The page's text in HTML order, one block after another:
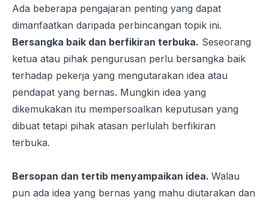
Ada beberapa pengajaran penting yang dapat
dimanfaatkan daripada perbincangan topik ini.
Bersangka baik dan berfikiran terbuka. Seseorang
ketua atau pihak pengurusan perlu bersangka baik
terhadap pekerja yang mengutarakan idea atau
pendapat yang bernas. Mungkin idea yang
dikemukakan itu mempersoalkan keputusan yang
dibuat tetapi pihak atasan perlulah berfikiran
terbuka.
Bersopan dan tertib menyampaikan idea. Walau
pun ada idea yang bernas yang mahu diutarakan dan